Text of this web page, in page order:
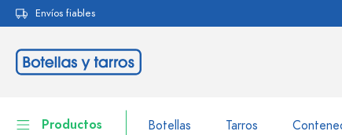
Saltar a la navegación principal
Envíos fiables
Productos Botellas Tarros